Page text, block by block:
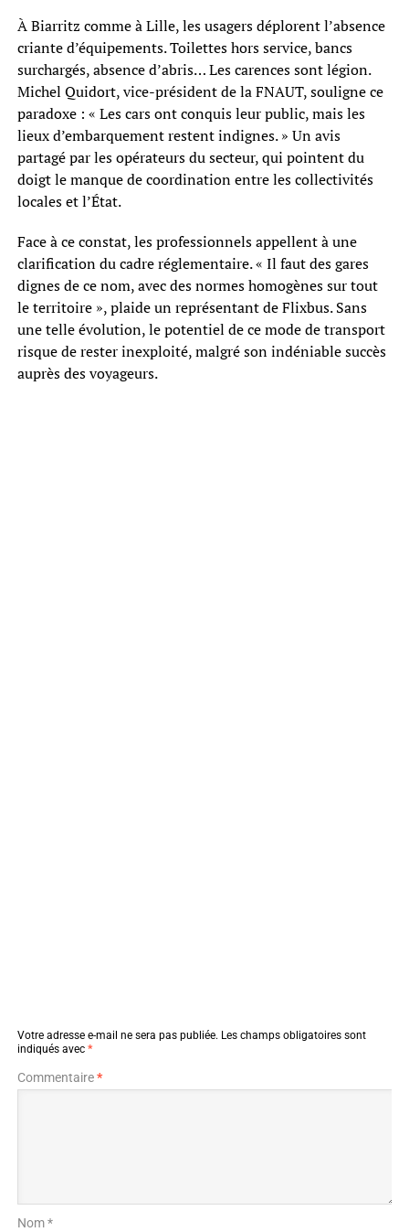
À Biarritz comme à Lille, les usagers déplorent l’absence
criante d’équipements. Toilettes hors service, bancs
surchargés, absence d’abris… Les carences sont légion.
Michel Quidort, vice-président de la FNAUT, souligne ce
paradoxe : « Les cars ont conquis leur public, mais les
lieux d’embarquement restent indignes. » Un avis
partagé par les opérateurs du secteur, qui pointent du
doigt le manque de coordination entre les collectivités
locales et l’État.
Face à ce constat, les professionnels appellent à une
clarification du cadre réglementaire. « Il faut des gares
dignes de ce nom, avec des normes homogènes sur tout
le territoire », plaide un représentant de Flixbus. Sans
une telle évolution, le potentiel de ce mode de transport
risque de rester inexploité, malgré son indéniable succès
auprès des voyageurs.
Votre adresse e-mail ne sera pas publiée. Les champs obligatoires sont
indiqués avec *
Commentaire*
Nom *